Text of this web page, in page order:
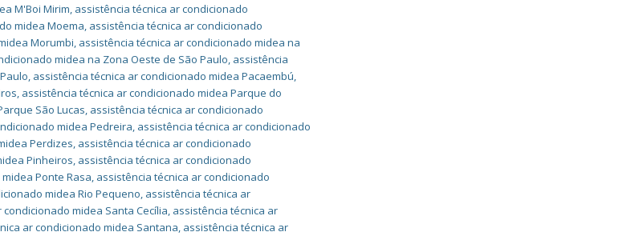
M'Boi Mirim, assistência técnica ar condicionado
midea Moema, assistência técnica ar condicionado
Morumbi, assistência técnica ar condicionado midea na
midea na Zona Oeste de São Paulo, assistência
, assistência técnica ar condicionado midea Pacaembú,
, assistência técnica ar condicionado midea Parque do
São Lucas, assistência técnica ar condicionado
midea Pedreira, assistência técnica ar condicionado
Perdizes, assistência técnica ar condicionado
Pinheiros, assistência técnica ar condicionado
Ponte Rasa, assistência técnica ar condicionado
midea Rio Pequeno, assistência técnica ar
midea Santa Cecília, assistência técnica ar
ar condicionado midea Santana, assistência técnica ar